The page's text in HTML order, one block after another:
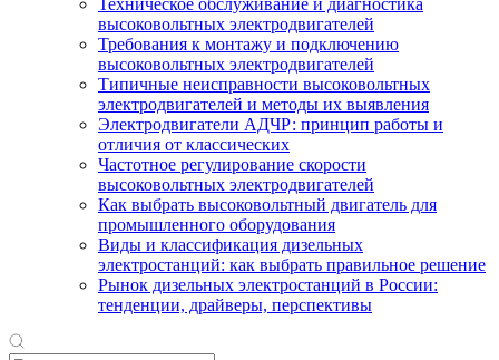
Техническое обслуживание и диагностика
высоковольтных электродвигателей
Требования к монтажу и подключению
высоковольтных электродвигателей
Типичные неисправности высоковольтных
электродвигателей и методы их выявления
Электродвигатели АДЧР: принцип работы и
отличия от классических
Частотное регулирование скорости
высоковольтных электродвигателей
Как выбрать высоковольтный двигатель для
промышленного оборудования
Виды и классификация дизельных
электростанций: как выбрать правильное решение
Рынок дизельных электростанций в России:
тенденции, драйверы, перспективы